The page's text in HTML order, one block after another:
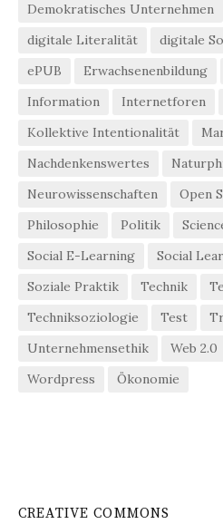
Demokratisches Unternehmen
digitale Literalität
digitale
ePUB
Erwachsenenbildung
Information
Internetforen
Kollektive Intentionalität
Nachdenkenswertes
Neurowissenschaften
Open
Philosophie
Politik
Social E-Learning
Social
Soziale Praktik
Technik
Techniksoziologie
Test
Unternehmensethik
Web 2.0
Wordpress
Ökonomie
CREATIVE COMMONS